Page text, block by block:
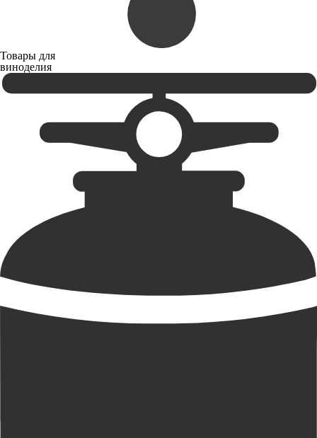
Товары для
виноделия